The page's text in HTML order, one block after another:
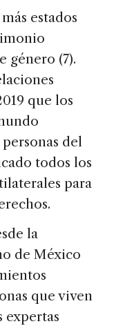
estados
género (7).
que los
del
todos los
para
la
de México
que viven
expertas